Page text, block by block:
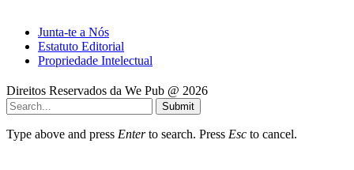
Junta-te a Nós
Estatuto Editorial
Propriedade Intelectual
Direitos Reservados da We Pub @ 2026
Submit
Type above and press Enterto search. Press Esc to cancel.